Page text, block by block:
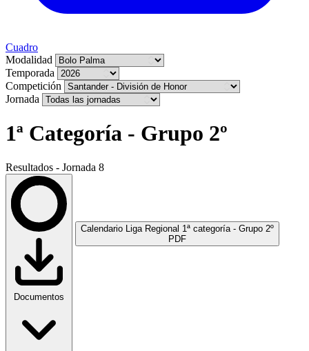
Cuadro
Modalidad
Temporada
Competición
Jornada
1ª Categoría - Grupo 2º
Resultados - Jornada 8
Documentos
Calendario Liga Regional 1ª categoría - Grupo 2º
PDF